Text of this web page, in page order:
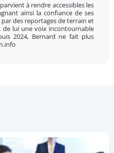
à rendre accessibles les
ainsi la confiance de ses
des reportages de terrain et
de lui une voix incontournable
2024, Bernard ne fait plus